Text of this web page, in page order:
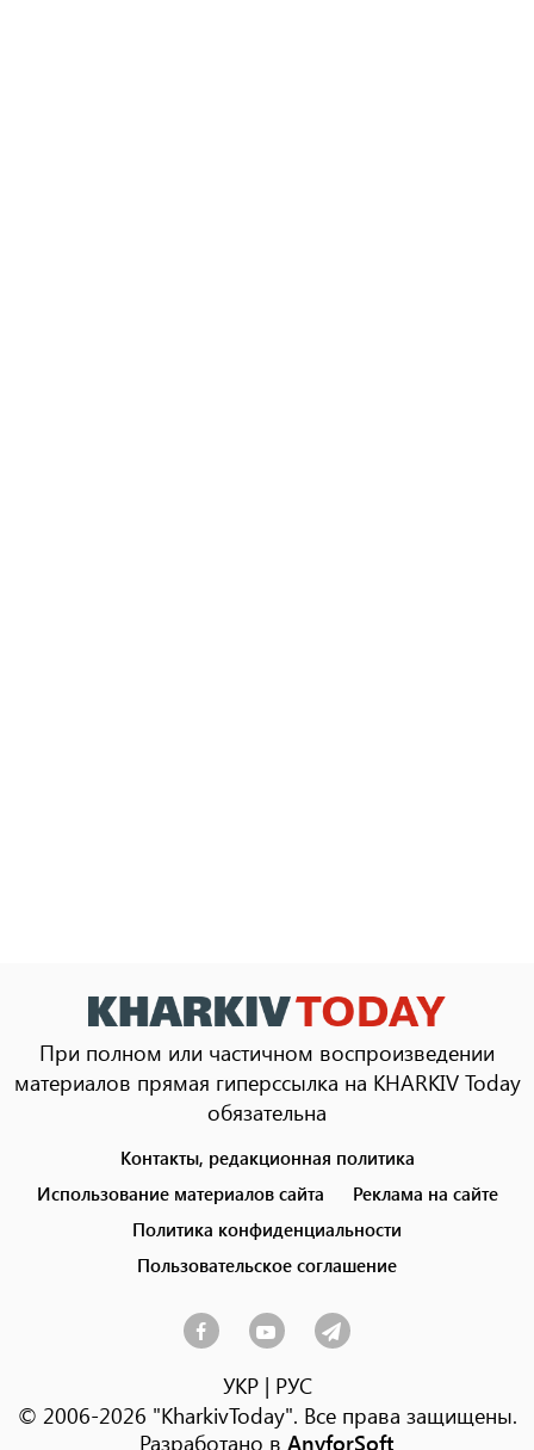
При полном или частичном воспроизведении
материалов прямая гиперссылка на KHARKIV Today
обязательна
menu
Контакты, редакционная политика
Использование материалов сайта
Реклама на сайте
Политика конфиденциальности
Пользовательское соглашение
УКР| РУС
© 2006-2026 "KharkivToday". Все права защищены.
Разработано в AnyforSoft